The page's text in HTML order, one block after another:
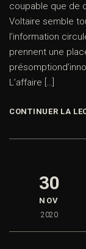
coupable que de
Voltaire semble
l’information
prennent une
L’affaire […]
CONTINUER LA
30
NOV
2020